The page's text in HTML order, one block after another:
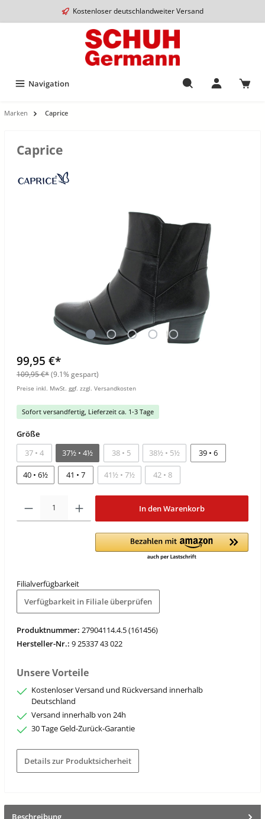
Kostenloser deutschlandweiter Versand
Navigation
Marken Caprice
Caprice
99,95 €*
109,95 €*(9.1% gespart)
Preise inkl. MwSt. ggf. zzgl. Versandkosten
Sofort versandfertig, Lieferzeit ca. 1-3 Tage
Größe
37 • 4
37½ • 4½ 38 • 5 38½ • 5½ 39 • 6
40 • 6½ 41 • 7 41½ • 7½ 42 • 8
In den Warenkorb
Filialverfügbarkeit
Verfügbarkeit in Filiale überprüfen
Produktnummer: 27904114.4.5 (161456)
Hersteller-Nr.: 9 25337 43 022
Unsere Vorteile
Kostenloser Versand und Rückversand innerhalb
Deutschland
Versand innerhalb von 24h
30 Tage Geld-Zurück-Garantie
Details zur Produktsicherheit
Beschreibung